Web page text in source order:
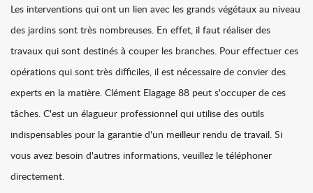
Les interventions qui ont un lien avec les grands végétaux au niveau
des jardins sont très nombreuses. En effet, il faut réaliser des
travaux qui sont destinés à couper les branches. Pour effectuer ces
opérations qui sont très difficiles, il est nécessaire de convier des
experts en la matière. Clément Elagage 88 peut s'occuper de ces
tâches. C'est un élagueur professionnel qui utilise des outils
indispensables pour la garantie d'un meilleur rendu de travail. Si
vous avez besoin d'autres informations, veuillez le téléphoner
directement.